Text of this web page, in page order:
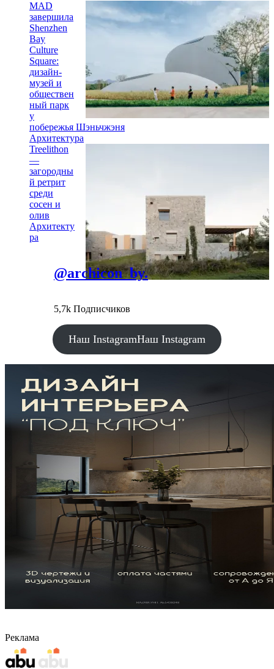
MAD
завершила
Shenzhen
Bay
Culture
Square:
дизайн-
музей и
обществен
ный парк
у
побережья Шэньчжэня
Архитектура
Treelithon
—
загородны
й ретрит
среди
сосен и
олив
Архитекту
ра
@archicon_by.
5,7k Подписчиков
Наш InstagramНаш Instagram
Реклама